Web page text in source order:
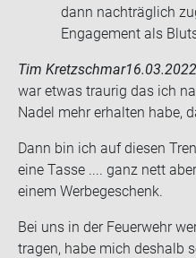
dann nachträglich
Engagement als
Tim Kretzschmar
war etwas trau­rig das ich
Nadel mehr er­hal­ten habe,
Dann bin ich auf die­sen
eine Tasse .... ganz nett
einem Wer­be­ge­schenk.
Bei uns in der Feu­er­wehr
tra­gen, habe mich des­halb